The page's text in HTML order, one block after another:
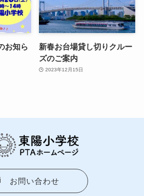
お知ら
新春お台場貸し切りクルー
ズのご案内
2023年12月15日
お問い合わせ